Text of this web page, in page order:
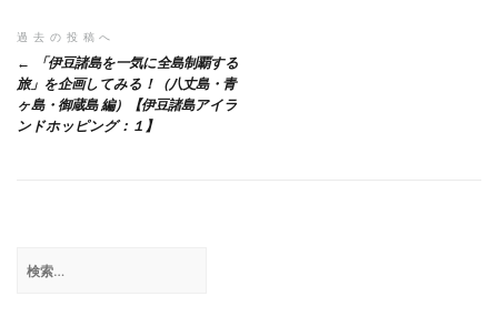
投
稿
ナ
シ
過去の投稿へ
「伊豆諸島を一気に全島制覇する
旅」を企画してみる！（八丈島・青
ヶ島・御蔵島 編）【伊豆諸島アイラ
ンドホッピング：１】
索: